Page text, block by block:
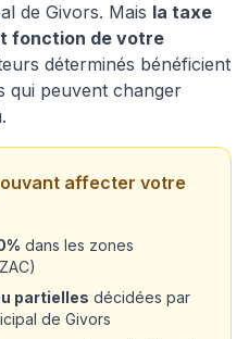
de Givors. Mais la taxe
fonction de votre
déterminés bénéficient
qui peuvent changer
affecter votre
dans les zones
partielles décidées par
de Givors